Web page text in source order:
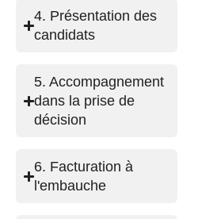
4. Présentation des
candidats
5. Accompagnement
dans la prise de
décision
6. Facturation à
l'embauche